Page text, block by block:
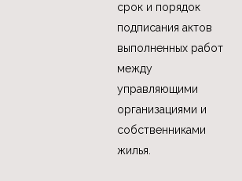
срок и порядок
подписания актов
выполненных работ
между
управляющими
организациями и
собственниками
жилья.